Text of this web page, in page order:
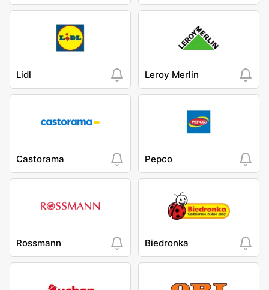
Lidl Leroy Merlin
Castorama Pepco
Rossmann Biedronka